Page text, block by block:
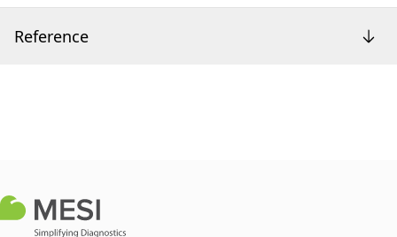
Reference